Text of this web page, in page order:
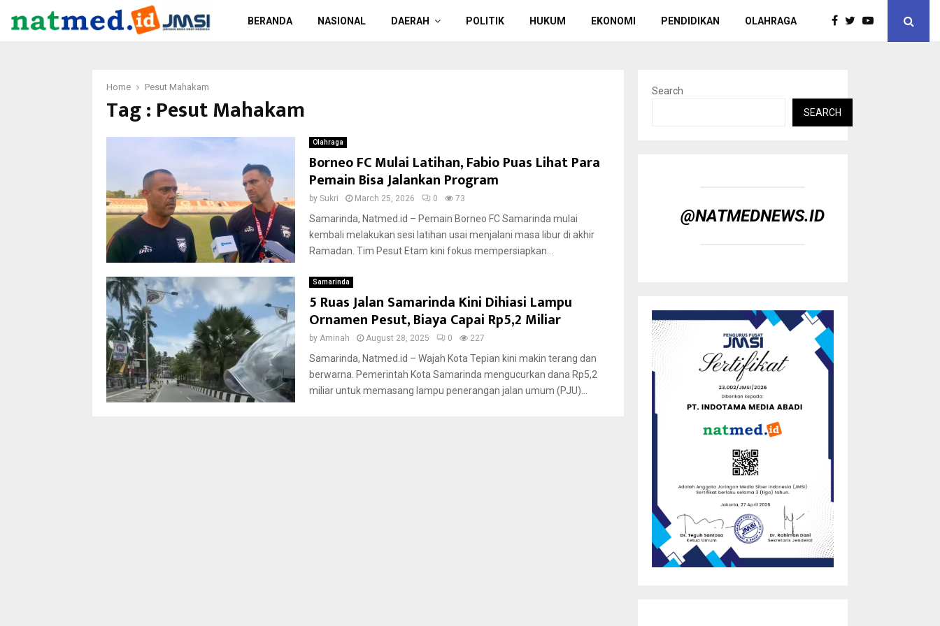
BERANDA NASIONAL DAERAH POLITIK HUKUM EKONOMI PENDIDIKAN OLAHRAGA
Home Pesut Mahakam
Tag : Pesut Mahakam
Olahraga
Borneo FC Mulai Latihan, Fabio Puas Lihat Para
Pemain Bisa Jalankan Program
by Sukri March 25, 2026 0 73
Samarinda, Natmed.id – Pemain Borneo FC Samarinda mulai
kembali melakukan sesi latihan usai menjalani masa libur di akhir
Ramadan. Tim Pesut Etam kini fokus mempersiapkan...
Samarinda
5 Ruas Jalan Samarinda Kini Dihiasi Lampu
Ornamen Pesut, Biaya Capai Rp5,2 Miliar
by Aminah August 28, 2025 0 227
Samarinda, Natmed.id – Wajah Kota Tepian kini makin terang dan
berwarna. Pemerintah Kota Samarinda mengucurkan dana Rp5,2
miliar untuk memasang lampu penerangan jalan umum (PJU)...
Search
SEARCH
@NATMEDNEWS.ID